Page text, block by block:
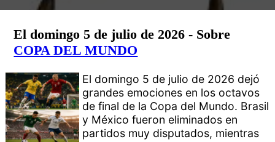
El domingo 5 de julio de 2026 - Sobre
COPA DEL MUNDO
El domingo 5 de julio de 2026 dejó
grandes emociones en los octavos
de final de la Copa del Mundo. Brasil
y México fueron eliminados en
partidos muy disputados, mientras